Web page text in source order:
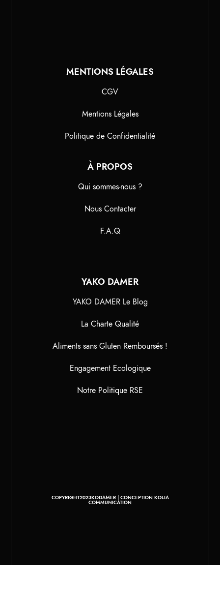
MENTIONS LÉGALES
CGV
Mentions Légales
Politique de Confidentialité
À PROPOS
Qui sommes-nous ?
Nous Contacter
F.A.Q
YAKO DAMER
YAKO DAMER Le Blog
La Charte Qualité
Aliments sans Gluten Remboursés !
Engagement Ecologique
Notre Politique RSE
COPYRIGHT2023KODAMER | CONCEPTION KOLIA
COMMUNICATION